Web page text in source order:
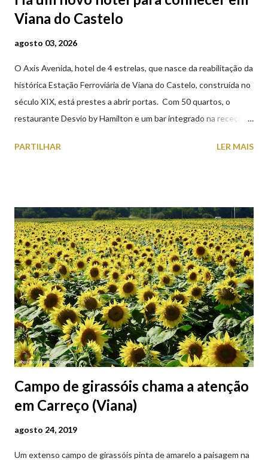
Viana do Castelo
agosto 03, 2026
O Axis Avenida, hotel de 4 estrelas, que nasce da reabilitação da
histórica Estação Ferroviária de Viana do Castelo, construída no
século XIX, está prestes a abrir portas. Com 50 quartos, o
restaurante Desvio by Hamilton e um bar integrado na receção,
peças históricas cedidas pela IP Património que homenageiam a
PARTILHAR LER MAIS
Campo de girassóis chama a atenção
em Carreço (Viana)
agosto 24, 2019
Um extenso campo de girassóis pinta de amarelo a paisagem na